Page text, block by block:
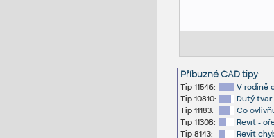
Příbuzné CAD tipy:
Tip 11546:
V rodině
Tip 10810:
Dutý tvar
Tip 11183:
Co
Tip 11308:
Revit -
Tip 8143:
Revit